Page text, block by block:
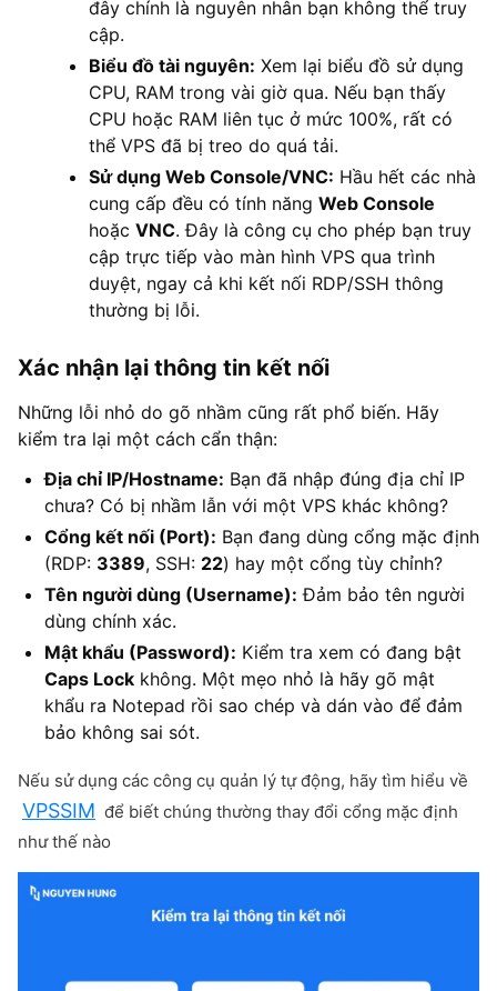
đây chính là nguyên nhân bạn không thể truy
cập.
Biểu đồ tài nguyên: Xem lại biểu đồ sử dụng
CPU, RAM trong vài giờ qua. Nếu bạn thấy
CPU hoặc RAM liên tục ở mức 100%, rất có
thể VPS đã bị treo do quá tải.
Sử dụng Web Console/VNC: Hầu hết các nhà
cung cấp đều có tính năng Web Console
hoặc VNC. Đây là công cụ cho phép bạn truy
cập trực tiếp vào màn hình VPS qua trình
duyệt, ngay cả khi kết nối RDP/SSH thông
thường bị lỗi.
Xác nhận lại thông tin kết nối
Những lỗi nhỏ do gõ nhầm cũng rất phổ biến. Hãy
kiểm tra lại một cách cẩn thận:
Địa chỉ IP/Hostname: Bạn đã nhập đúng địa chỉ IP
chưa? Có bị nhầm lẫn với một VPS khác không?
Cổng kết nối (Port): Bạn đang dùng cổng mặc định
(RDP: 3389, SSH: 22) hay một cổng tùy chỉnh?
Tên người dùng (Username): Đảm bảo tên người
dùng chính xác.
Mật khẩu (Password): Kiểm tra xem có đang bật
Caps Lock không. Một mẹo nhỏ là hãy gõ mật
khẩu ra Notepad rồi sao chép và dán vào để đảm
bảo không sai sót.
Nếu sử dụng các công cụ quản lý tự động, hãy tìm hiểu về
VPSSIM để biết chúng thường thay đổi cổng mặc định
như thế nào